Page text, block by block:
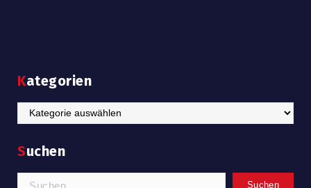
Kategorien
Kategorien
Suchen
Suchen